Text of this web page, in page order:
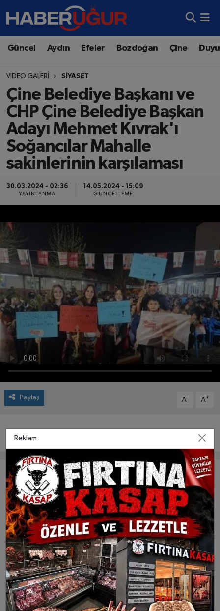
Güncel Aydın Efeler Bozdoğan Çine
VIDEO GALERI SİYASET
Çine Belediye Başkanı ve
CHP Çine Belediye Başkan
Adayı Mehmet Kıvrak'ı
Soğancılar Mahalle
sakinlerinin karşılaması
30.03.2024 - 02:36
YAYINLANMA
14.05.2024 - 15:09
GÜNCELLEME
Paylaş A- A+
Öne Çıkan Videolar
Çine’de İlköğretim Haftası
Kutlandı
ÇİNE BELEDİYESİ AĞUSTOS
AYI MECLİS TOPLANTISI
Aydın Nöbetçi Eczaneler
Aydın Namaz Vakitleri
Aydın Trafik Yoğunluk Haritası
Süper Lig Puan Durumu ve Fikstür
Tüm Manşetler
Son Dakika Haberleri
Reklam